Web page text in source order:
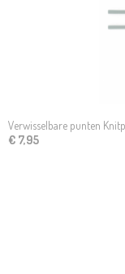
Verwisselbare punten
€ 7,95